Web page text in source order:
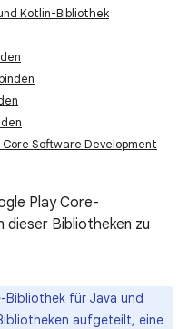
Kotlin-Bibliothek
Software Development
Play Core-
dieser Bibliotheken zu
Bibliothek für Java und
aufgeteilt, eine